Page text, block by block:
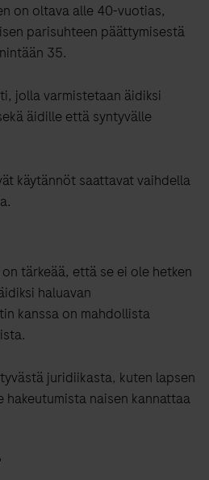
on oltava alle 40-vuotias,
parisuhteen päättymisestä
35.
jolla varmistetaan äidiksi
äidille että syntyvälle
käytännöt saattavat vaihdella
on tärkeää, että se ei ole hetken
haluavan
kanssa on mahdollista
juridiikasta, kuten lapsen
naisen kannattaa